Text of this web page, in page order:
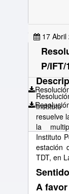
17 Abril
P/
Instituto
resuelve
la
Instituto
estación
TDT, en
A favor